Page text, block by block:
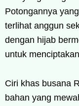
Potongannya
terlihat anggun
dengan hijab
untuk
Ciri khas busana
bahan yang